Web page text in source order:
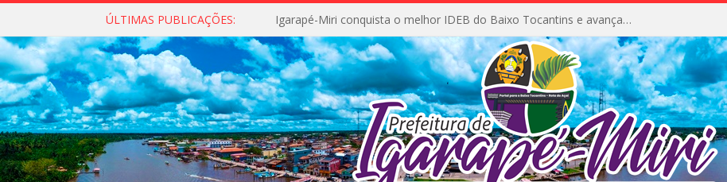
ÚLTIMAS PUBLICAÇÕES: Igarapé-Miri conquista o melhor IDEB do Baixo Tocantins e avança na qualidade da educação pública